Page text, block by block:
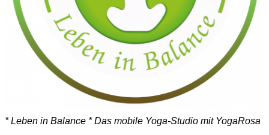
* Leben in Balance * Das mobile Yoga-Studio mit YogaRosa